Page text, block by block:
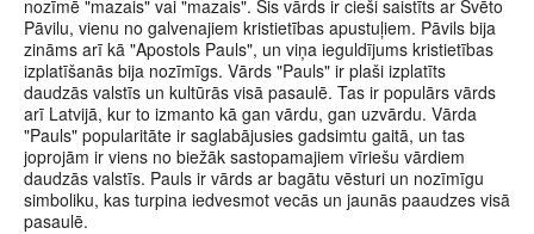
nozīmē "mazais" vai "mazais". Šis vārds ir cieši saistīts ar Svēto
Pāvilu, vienu no galvenajiem kristietības apustuļiem. Pāvils bija
zināms arī kā "Apostols Pauls", un viņa ieguldījums kristietības
izplatīšanās bija nozīmīgs. Vārds "Pauls" ir plaši izplatīts
daudzās valstīs un kultūrās visā pasaulē. Tas ir populārs vārds
arī Latvijā, kur to izmanto kā gan vārdu, gan uzvārdu. Vārda
"Pauls" popularitāte ir saglabājusies gadsimtu gaitā, un tas
joprojām ir viens no biežāk sastopamajiem vīriešu vārdiem
daudzās valstīs. Pauls ir vārds ar bagātu vēsturi un nozīmīgu
simboliku, kas turpina iedvesmot vecās un jaunās paaudzes visā
pasaulē.